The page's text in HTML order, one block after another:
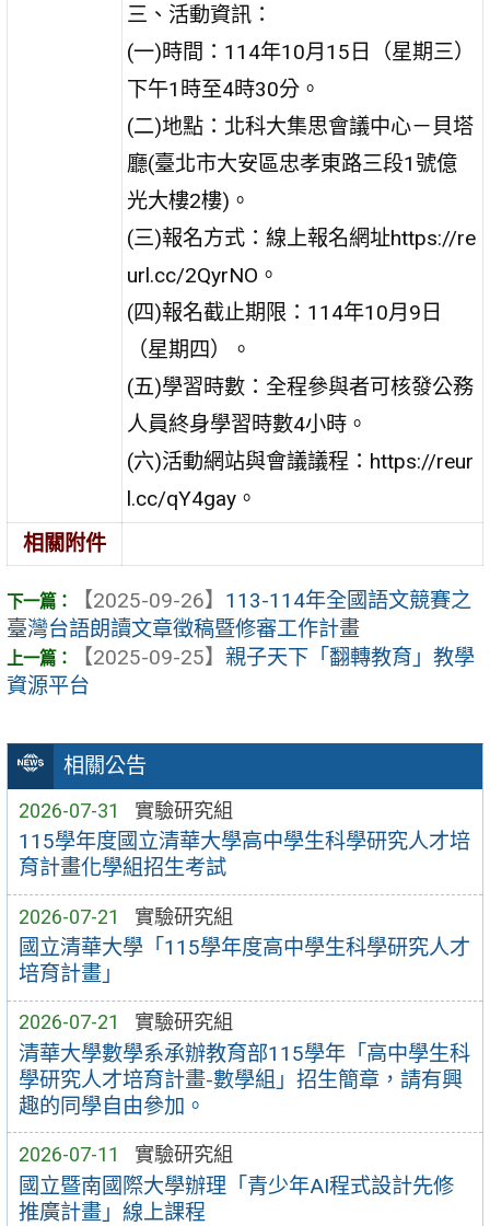
相關公告
2026-07-31 實驗研究組
115學年度國立清華大學高中學生科學研究人才培
育計畫化學組招生考試
2026-07-21 實驗研究組
國立清華大學「115學年度高中學生科學研究人才
培育計畫」
2026-07-21 實驗研究組
清華大學數學系承辦教育部115學年「高中學生科
學研究人才培育計畫-數學組」招生簡章，請有興
趣的同學自由參加。
2026-07-11 實驗研究組
國立暨南國際大學辦理「青少年AI程式設計先修
推廣計畫」線上課程
三、活動資訊：
(一)時間：114年10月15日（星期三）
下午1時至4時30分。
(二)地點：北科大集思會議中心－貝塔
廳(臺北市大安區忠孝東路三段1號億
光大樓2樓)。
(三)報名方式：線上報名網址https://re
url.cc/2QyrNO。
(四)報名截止期限：114年10月9日
（星期四）。
(五)學習時數：全程參與者可核發公務
人員終身學習時數4小時。
(六)活動網站與會議議程：https://reur
l.cc/qY4gay。
相關附件
【2025-09-26】 113-114年全國語文競賽之
臺灣台語朗讀文章徵稿暨修審工作計畫
【2025-09-25】 親子天下「翻轉教育」教學
資源平台